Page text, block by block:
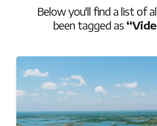
Below you'll find a list of
been tagged as